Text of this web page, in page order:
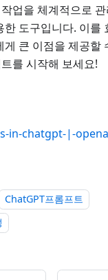
업을 체계적으로
한 도구입니다. 이를
게 큰 이점을 제공할
를 시작해 보세요!
in-chatgpt-|-
ChatGPT프롬프트